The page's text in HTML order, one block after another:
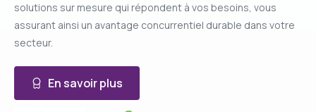
solutions sur mesure qui répondent à vos besoins, vous
assurant ainsi un avantage concurrentiel durable dans votre
secteur.
En savoir plus